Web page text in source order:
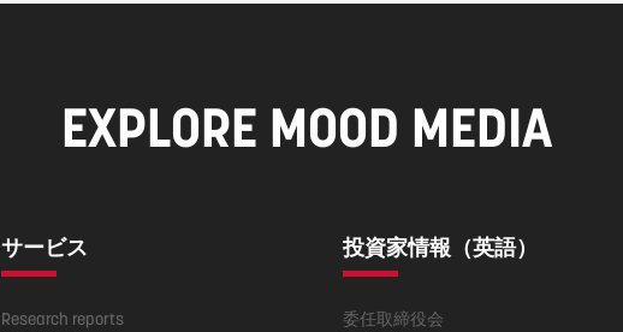
EXPLORE MOOD MEDIA
サービス
Research reports
投資家情報（英語）
委任取締役会